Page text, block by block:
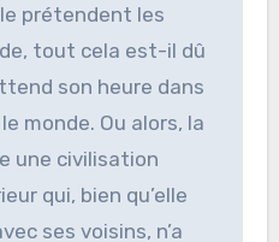
prétendent les
tout cela est-il dû
son heure dans
monde. Ou alors, la
une civilisation
qui, bien qu’elle
ses voisins, n’a